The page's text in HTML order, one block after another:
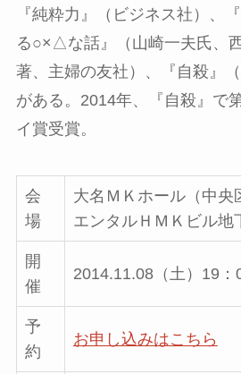
『純粋力』（ビジネス社）、
る○×△な話』（山崎一夫氏、
著、主婦の友社）、『自殺』
がある。2014年、『自殺』で
イ賞受賞。
会
場
大名ＭＫホール（中央
エンタルＨＭＫビル地
開
催
2014.11.08（土）19：
予
約
お申し込みはこちら